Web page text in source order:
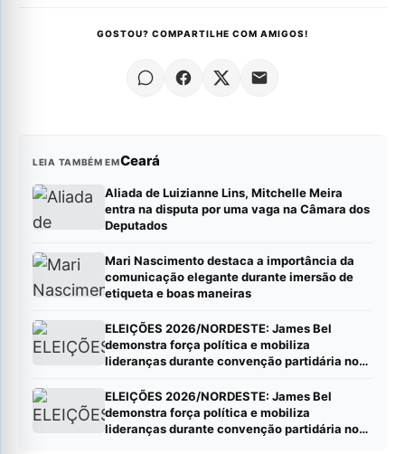
GOSTOU? COMPARTILHE COM AMIGOS!
LEIA TAMBÉM EMCeará
Aliada de Luizianne Lins, Mitchelle Meira
entra na disputa por uma vaga na Câmara dos
Deputados
Mari Nascimento destaca a importância da
comunicação elegante durante imersão de
etiqueta e boas maneiras
ELEIÇÕES 2026/NORDESTE: James Bel
demonstra força política e mobiliza
lideranças durante convenção partidária no
ELEIÇÕES 2026/NORDESTE: James Bel
demonstra força política e mobiliza
lideranças durante convenção partidária no